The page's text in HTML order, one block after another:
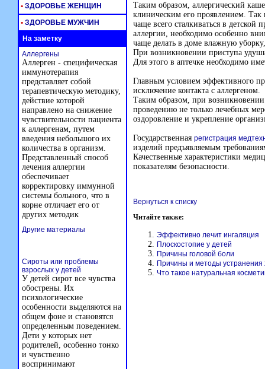
Таким образом, аллергический
клиническим его проявлением. Так
чаще всего сталкиваться в
аллергии, необходимо особенно
чаще делать в доме влажную
При возникновении приступа
Для этого в аптечке необходимо
Главным условием эффективного
исключение контакта с аллергеном.
Таким образом, при возникновении
проведению не только лечебных
оздоровление и укрепление
Государственная регистрация
изделий предъявляемым
Качественные характеристики
показателям безопасности.
Вернуться к списку
Читайте также:
Эффективно лечит ингаляция
Плоскостопие у детей
Причины головой боли
Причины и методы устранения
Что такое натуральная
• ЗДОРОВЬЕ ЖЕНЩИН
• ЗДОРОВЬЕ МУЖЧИН
На заметку
Аллергены
Аллерген - специфическая
иммунотерапия
представляет собой
терапевтическую методику,
действие которой
направлено на снижение
чувствительности пациента
к аллергенам, путем
введения небольшого их
количества в организм.
Представленный способ
лечения аллергии
обеспечивает
корректировку иммунной
системы больного, что в
корне отличает его от
других методик
Другие материалы
Сироты или проблемы
взрослых у детей
У детей сирот все чувства
обострены. Их
психологические
особенности выделяются на
общем фоне и становятся
определенным поведением.
Дети у которых нет
родителей, особенно тонко
и чувственно
воспринимают